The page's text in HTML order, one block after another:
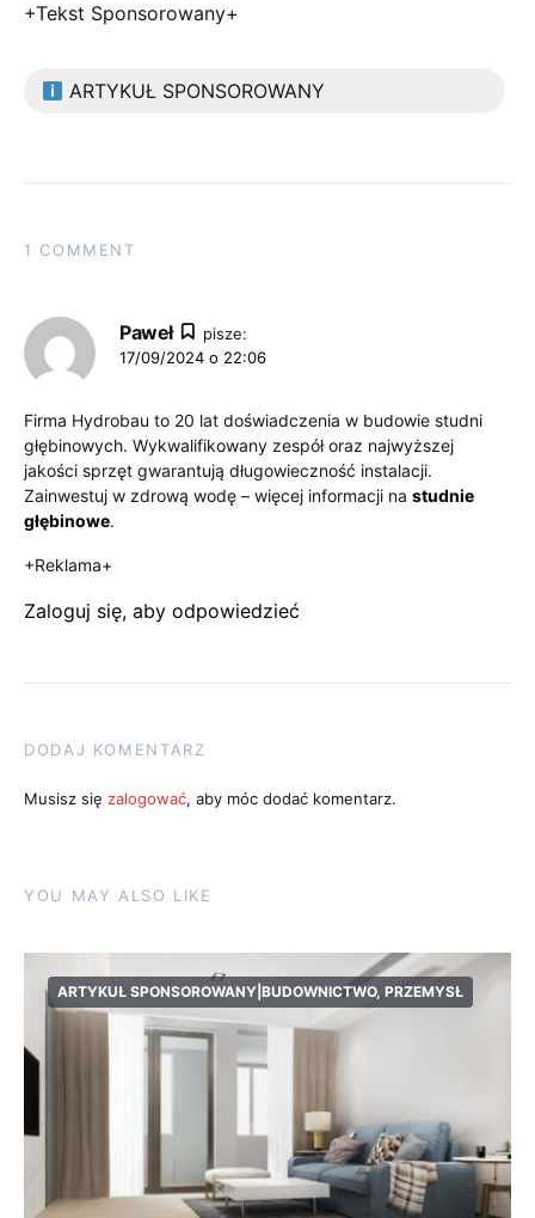
+Tekst Sponsorowany+
ARTYKUŁ SPONSOROWANY
1 COMMENT
Paweł
pisze:
17/09/2024 o 22:06
Firma Hydrobau to 20 lat doświadczenia w budowie studni
głębinowych. Wykwalifikowany zespół oraz najwyższej
jakości sprzęt gwarantują długowieczność instalacji.
Zainwestuj w zdrową wodę – więcej informacji na studnie
głębinowe.
+Reklama+
Zaloguj się, aby odpowiedzieć
DODAJ KOMENTARZ
Musisz się zalogować, aby móc dodać komentarz.
YOU MAY ALSO LIKE
ARTYKUŁ SPONSOROWANY|BUDOWNICTWO, PRZEMYSŁ